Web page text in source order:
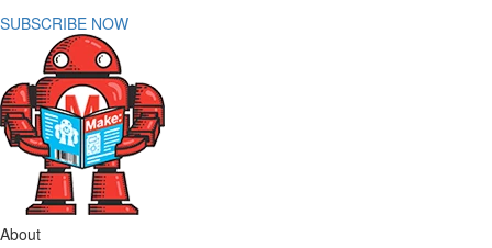
SUBSCRIBE NOW
About